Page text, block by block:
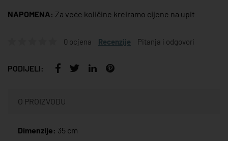
NAPOMENA: Za veće količine kreiramo cijene na upit
0 ocjena Recenzije Pitanja i odgovori
PODIJELI:
O PROIZVODU
Dimenzije: 35 cm